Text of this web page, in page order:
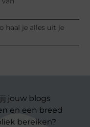
haal je alles uit je
jouw blogs
en een breed
bereiken?